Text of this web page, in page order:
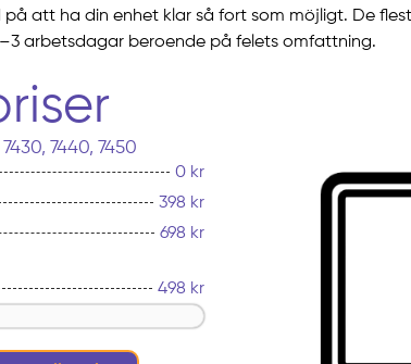
att ha din enhet klar så fort som möjligt. De
arbetsdagar beroende på felets omfattning.
7440, 7450
0 kr
398 kr
698 kr
498 kr